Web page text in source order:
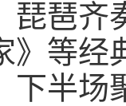
琵琶齐
》等经
下半场